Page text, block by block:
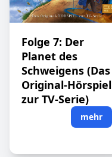
Folge 7: Der
Planet des
Schweigens (Das
Original-Hörspiel
zur TV-Serie)
mehr